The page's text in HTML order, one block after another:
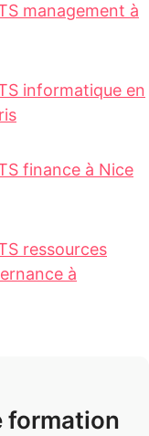
management à
informatique en
finance à Nice
ressources
à
formation